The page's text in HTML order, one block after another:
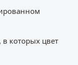
которых цвет